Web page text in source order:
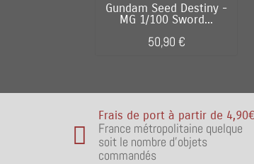
Gundam Seed Destiny -
MG 1/100 Sword...
50,90 €
Frais de port à partir de 4,90€
France métropolitaine quelque
soit le nombre d'objets
commandés